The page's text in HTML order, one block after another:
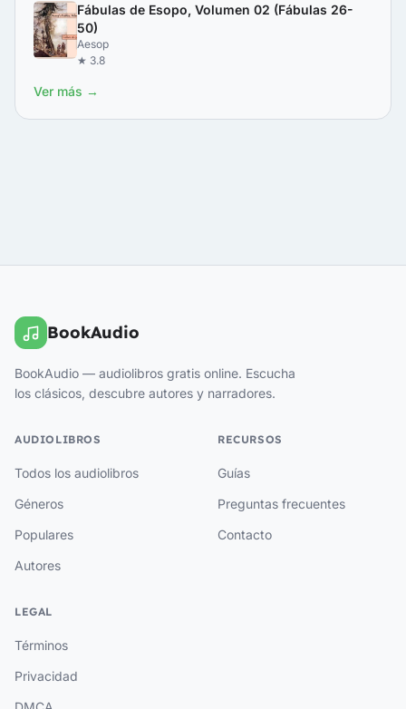
Fábulas de Esopo, Volumen 02 (Fábulas 26-
50)
Aesop
★ 3.8
Ver más →
BookAudio
BookAudio — audiolibros gratis online. Escucha
los clásicos, descubre autores y narradores.
AUDIOLIBROS
Todos los audiolibros
Géneros
Populares
Autores
RECURSOS
Guías
Preguntas frecuentes
Contacto
LEGAL
Términos
Privacidad